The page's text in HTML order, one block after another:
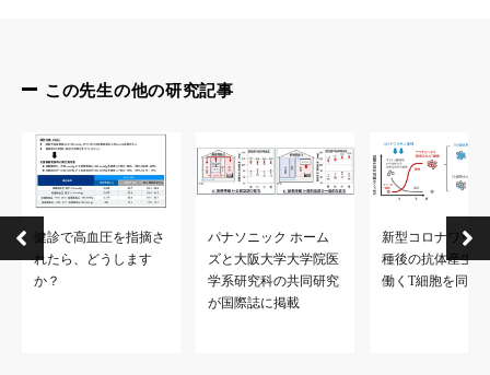
この先生の他の研究記事
健診で高血圧を指摘さ
れたら、どうします
か？
パナソニック ホーム
ズと大阪大学大学院医
学系研究科の共同研究
が国際誌に掲載
新型コロナワクチ
種後の抗体産生維
働くT細胞を同定